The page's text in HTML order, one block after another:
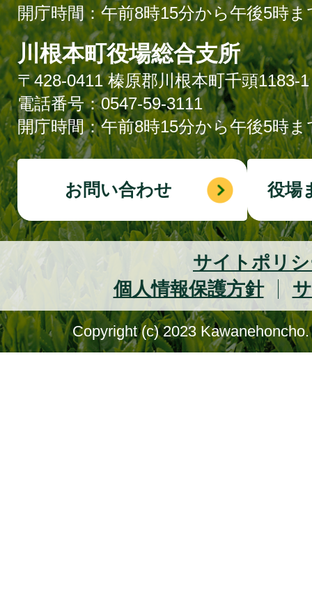
開庁時間：午前8時15分から午後5時ま
川根本町役場総合支所
〒428-0411 榛原郡川根本町千頭1183-1
電話番号：0547-59-3111
開庁時間：午前8時15分から午後5時ま
お問い合わせ 役場
サイトポリ
個人情報保護方針
Copyright (c) 2023